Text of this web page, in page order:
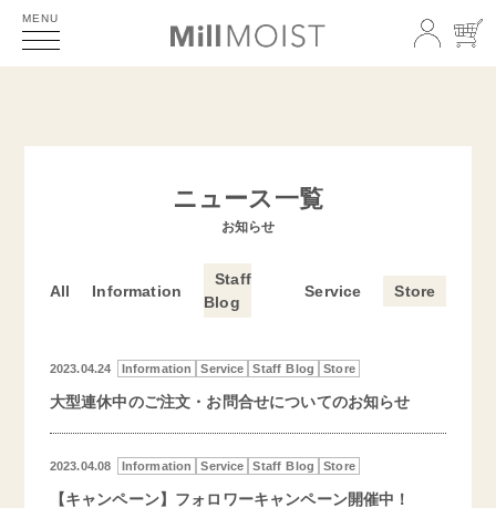
MENU
ニュース一覧
お知らせ
All Information
Staff
Blog
Service Store
2023.04.24 Information Service Staff Blog Store
大型連休中のご注文・お問合せについてのお知らせ
2023.04.08 Information Service Staff Blog Store
【キャンペーン】フォロワーキャンペーン開催中！